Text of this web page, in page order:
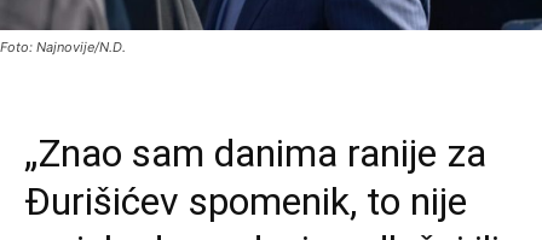
Foto: Najnovije/N.D.
„Znao sam danima ranije za
Đurišićev spomenik, to nije